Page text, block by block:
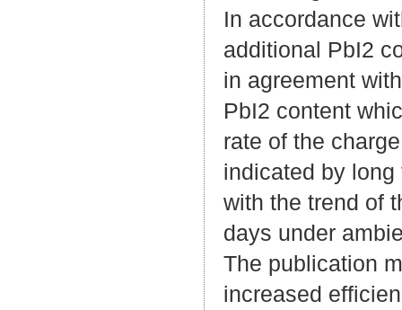
In accordance
additional PbI2
in agreement
PbI2 content
rate of the
indicated by
with the trend of
days under
The publication
increased